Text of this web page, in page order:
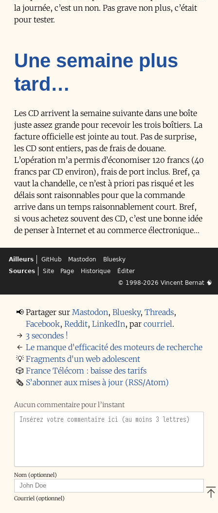
la journée, c’est un non. Pas grave non plus, c’était
pour tester.
Une semaine plus
tard…
Les CD arrivent la semaine suivante dans une boîte
juste assez grande pour recevoir les trois boîtiers. La
facture officielle est jointe au tout. Pas de surprise,
les CD sont entiers, pas de frais de douane.
L’opération m’a permis d’économiser 120 francs (40
francs par CD environ), frais de port inclus. Bref, ça
vaut la chandelle, ce n’est à priori pas risqué et les
délais sont raisonnables pour que la commande
arrive dans un temps raisonnablement court. Bref,
si vous achetez souvent des CD, c’est une bonne idée
de penser à Internet et au commerce électronique…
Ailleurs GitHub Mastodon
Bluesky
Sources
Site Page Historique
Éditer
© 1998-2026 Vincent Bernat 🧠
📢 Partager sur Mastodon, Bluesky, Threads,
Facebook, Reddit, LinkedIn, par courriel.
→ 3 secondes !
← Le manque d'efficacité des moteurs de recherche
💡 Fragments d'un web adolescent
🎲 France Télécom : baisse des tarifs
🗞️ S’abonner aux mises à jour (RSS/Atom)
Aucun commentaire pour l’instant
Nom (optionnel)
Courriel (optionnel)